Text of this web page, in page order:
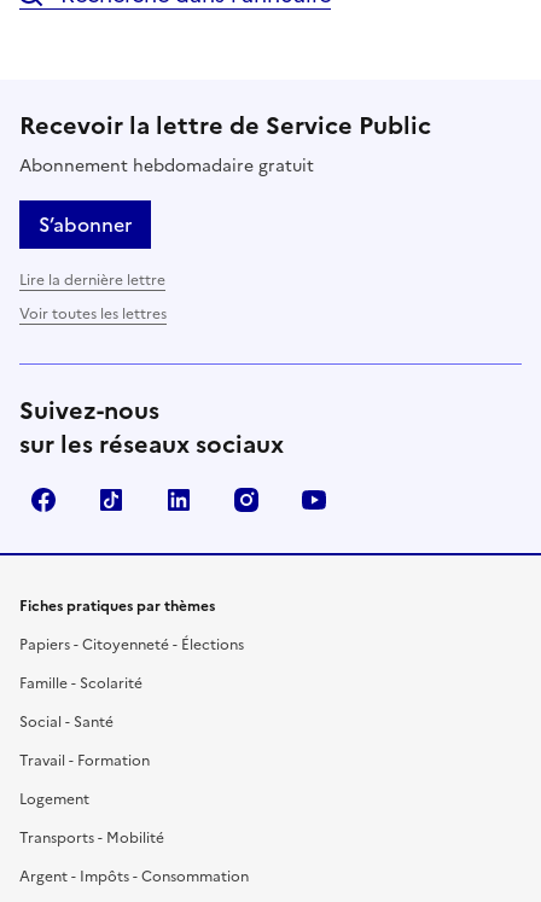
Recevoir la lettre de Service Public
Abonnement hebdomadaire gratuit
S’abonner
Lire la dernière lettre
Voir toutes les lettres
Suivez-nous
sur les réseaux sociaux
FacebookTikTok LinkedIn Instagram
Fiches pratiques par thèmes
Papiers - Citoyenneté - Élections
Famille - Scolarité
Social - Santé
Travail - Formation
Logement
Transports - Mobilité
Argent - Impôts - Consommation